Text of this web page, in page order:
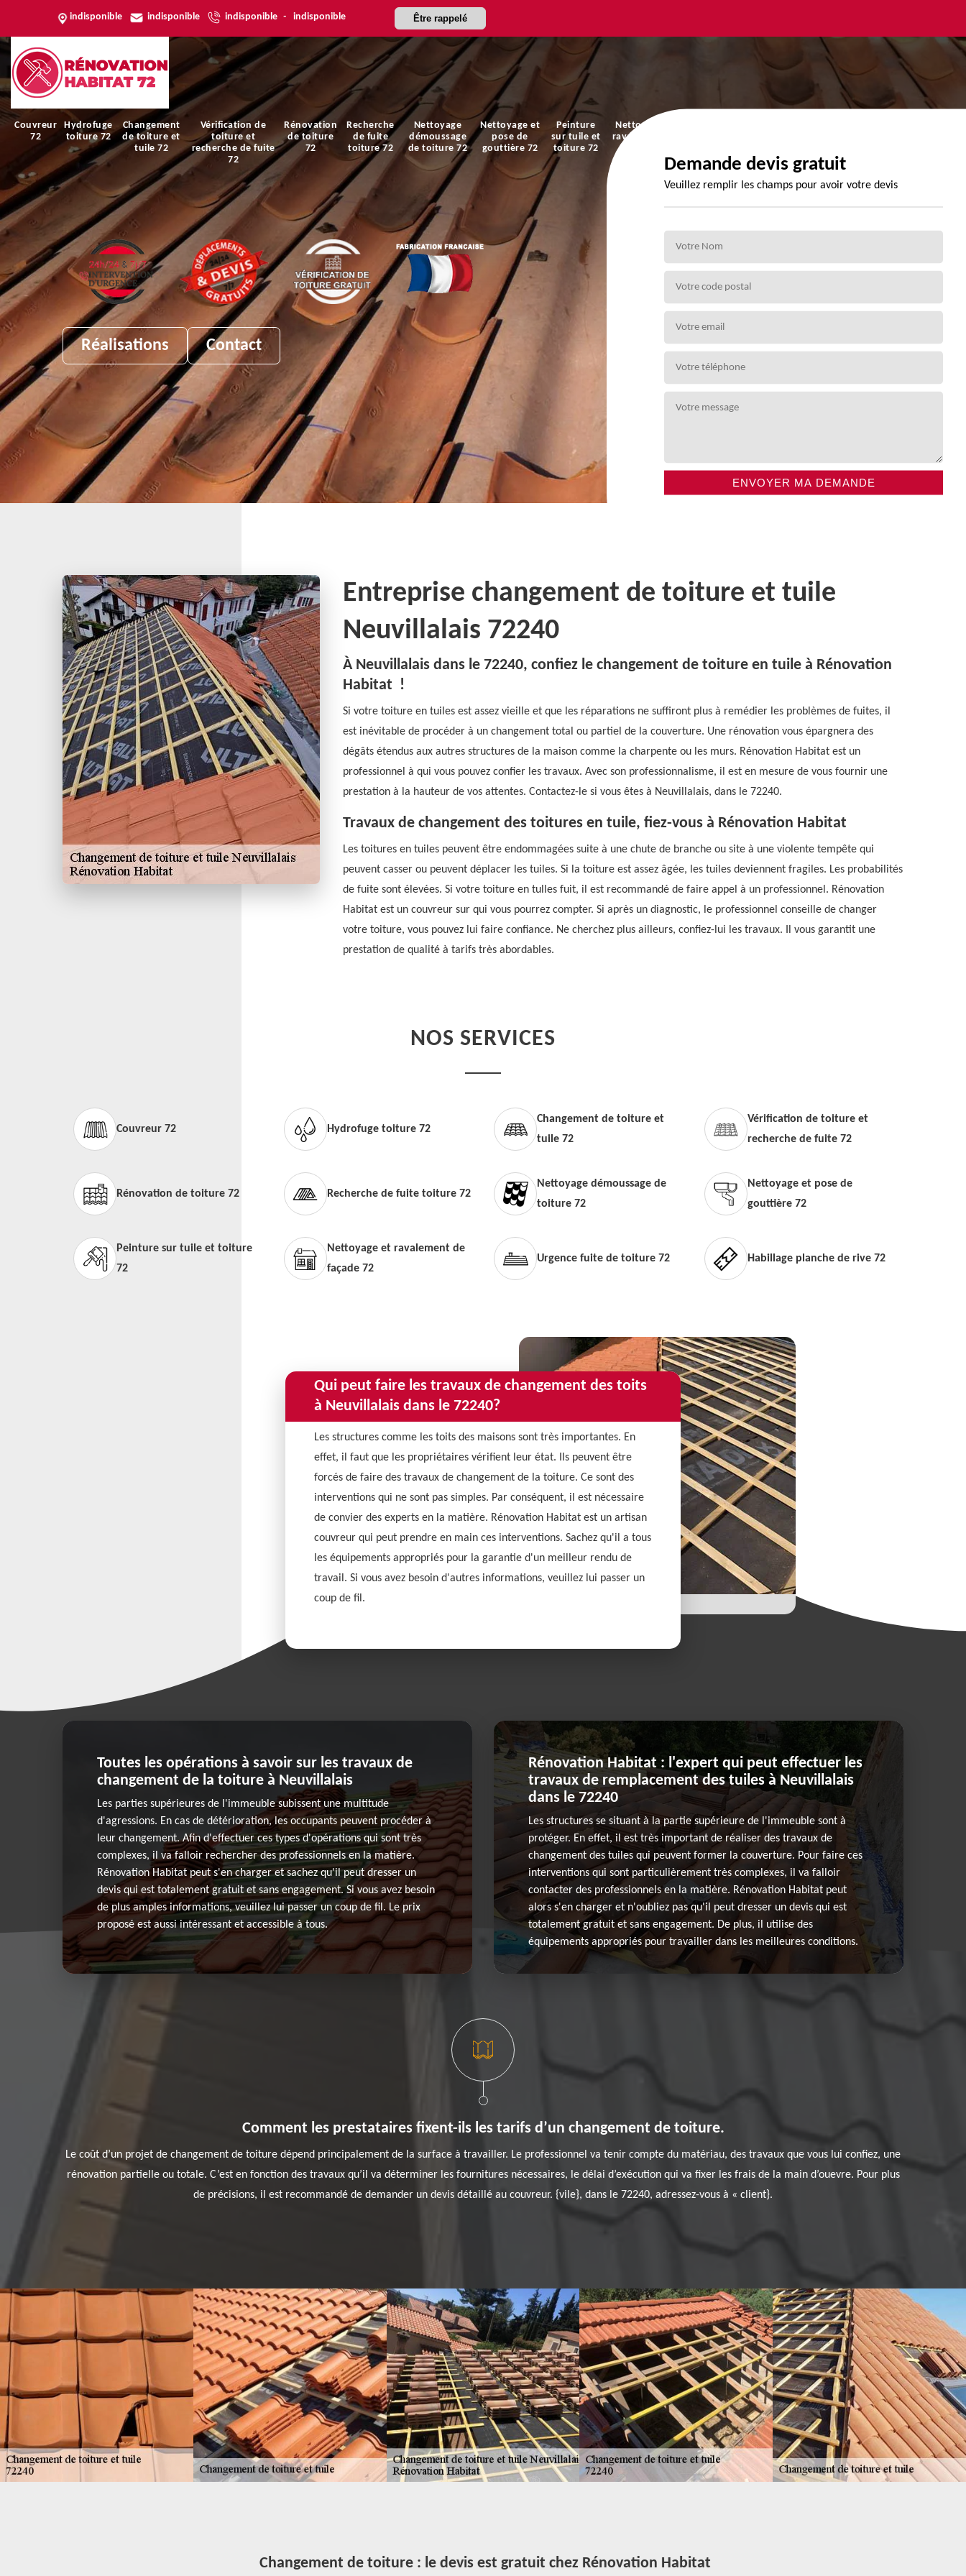
indisponible indisponible indisponible - indisponible Être rappelé
Couvreur
72
Hydrofuge
toiture 72
Changement
de toiture et
tuile 72
Vérification de
toiture et
recherche de fuite
72
Rénovation
de toiture
72
Recherche
de fuite
toiture 72
Nettoyage
démoussage
de toiture 72
Nettoyage et
pose de
gouttière 72
Peinture
sur tuile et
toiture 72
Nettoyage et
ravalement de
Réalisations Contact
Demande devis gratuit
Veuillez remplir les champs pour avoir votre devis
Entreprise changement de toiture et tuile
Neuvillalais 72240
À Neuvillalais dans le 72240, confiez le changement de toiture en tuile à Rénovation
Habitat !
Si votre toiture en tuiles est assez vieille et que les réparations ne suffiront plus à remédier les problèmes de fuites, il
est inévitable de procéder à un changement total ou partiel de la couverture. Une rénovation vous épargnera des
dégâts étendus aux autres structures de la maison comme la charpente ou les murs. Rénovation Habitat est un
professionnel à qui vous pouvez confier les travaux. Avec son professionnalisme, il est en mesure de vous fournir une
prestation à la hauteur de vos attentes. Contactez-le si vous êtes à Neuvillalais, dans le 72240.
Travaux de changement des toitures en tuile, fiez-vous à Rénovation Habitat
Les toitures en tuiles peuvent être endommagées suite à une chute de branche ou site à une violente tempête qui
peuvent casser ou peuvent déplacer les tuiles. Si la toiture est assez âgée, les tuiles deviennent fragiles. Les probabilités
de fuite sont élevées. Si votre toiture en tulles fuit, il est recommandé de faire appel à un professionnel. Rénovation
Habitat est un couvreur sur qui vous pourrez compter. Si après un diagnostic, le professionnel conseille de changer
votre toiture, vous pouvez lui faire confiance. Ne cherchez plus ailleurs, confiez-lui les travaux. Il vous garantit une
prestation de qualité à tarifs très abordables.
NOS SERVICES
Couvreur 72 Hydrofuge toiture 72
Changement de toiture et
tuile 72
Vérification de toiture et
recherche de fuite 72
Rénovation de toiture 72 Recherche de fuite toiture 72
Nettoyage démoussage de
toiture 72
Nettoyage et pose de
gouttière 72
Peinture sur tuile et toiture
72
Nettoyage et ravalement de
façade 72
Urgence fuite de toiture 72 Habillage planche de rive 72
Qui peut faire les travaux de changement des toits
à Neuvillalais dans le 72240?
Les structures comme les toits des maisons sont très importantes. En
effet, il faut que les propriétaires vérifient leur état. Ils peuvent être
forcés de faire des travaux de changement de la toiture. Ce sont des
interventions qui ne sont pas simples. Par conséquent, il est nécessaire
de convier des experts en la matière. Rénovation Habitat est un artisan
couvreur qui peut prendre en main ces interventions. Sachez qu'il a tous
les équipements appropriés pour la garantie d'un meilleur rendu de
travail. Si vous avez besoin d'autres informations, veuillez lui passer un
coup de fil.
Toutes les opérations à savoir sur les travaux de
changement de la toiture à Neuvillalais
Les parties supérieures de l'immeuble subissent une multitude
d'agressions. En cas de détérioration, les occupants peuvent procéder à
leur changement. Afin d'effectuer ces types d'opérations qui sont très
complexes, il va falloir rechercher des professionnels en la matière.
Rénovation Habitat peut s'en charger et sachez qu'il peut dresser un
devis qui est totalement gratuit et sans engagement. Si vous avez besoin
de plus amples informations, veuillez lui passer un coup de fil. Le prix
proposé est aussi intéressant et accessible à tous.
Rénovation Habitat : l'expert qui peut effectuer les
travaux de remplacement des tuiles à Neuvillalais
dans le 72240
Les structures se situant à la partie supérieure de l'immeuble sont à
protéger. En effet, il est très important de réaliser des travaux de
changement des tuiles qui peuvent former la couverture. Pour faire ces
interventions qui sont particulièrement très complexes, il va falloir
contacter des professionnels en la matière. Rénovation Habitat peut
alors s'en charger et n'oubliez pas qu'il peut dresser un devis qui est
totalement gratuit et sans engagement. De plus, il utilise des
équipements appropriés pour travailler dans les meilleures conditions.
Comment les prestataires fixent-ils les tarifs d’un changement de toiture.
Le coût d’un projet de changement de toiture dépend principalement de la surface à travailler. Le professionnel va tenir compte du matériau, des travaux que vous lui confiez, une
rénovation partielle ou totale. C’est en fonction des travaux qu’il va déterminer les fournitures nécessaires, le délai d’exécution qui va fixer les frais de la main d’ouevre. Pour plus
de précisions, il est recommandé de demander un devis détaillé au couvreur. {vile}, dans le 72240, adressez-vous à « client}.
Changement de toiture : le devis est gratuit chez Rénovation Habitat